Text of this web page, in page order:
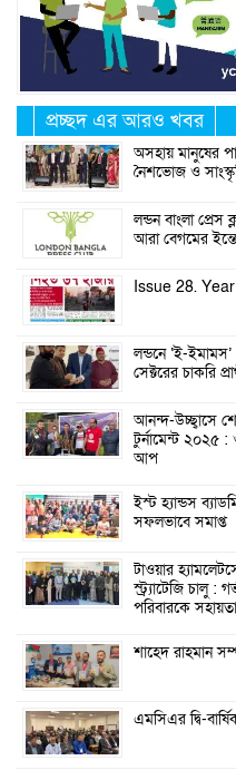
প্রচ্ছদ এর আরও খবর
অসহায় মানুষের
নৈশভোজ ও
লন্ডন বাংলা
আরা বেগমের
Issue 28.
লন্ডনে ‘ই-
সেক্টরের চাকরি
আনন্দ-উচ্ছ্বাসে
টুর্নামেন্ট ২০২৫ :
আপ
ইস্ট হ্যান্ডস
সফলভাবে সমাপ্ত
টাওয়ার
স্ট্র্যাটেজি চালু :
পরিবারকে সহায়তা
শাহেদ রাহমান
এমসিএর দ্বি-